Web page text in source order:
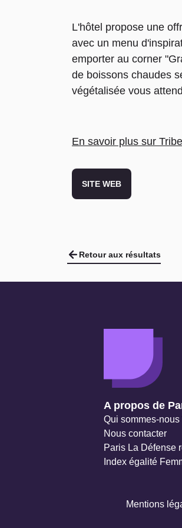
L'hôtel propose une
avec un menu
emporter au corner
de boissons chaudes
végétalisée vous
En savoir plus sur
SITE WEB
Retour aux résultats
Navigation
A propos de
Qui sommes-nous
Nous contacter
Paris La Défense
Index égalité
Mentions